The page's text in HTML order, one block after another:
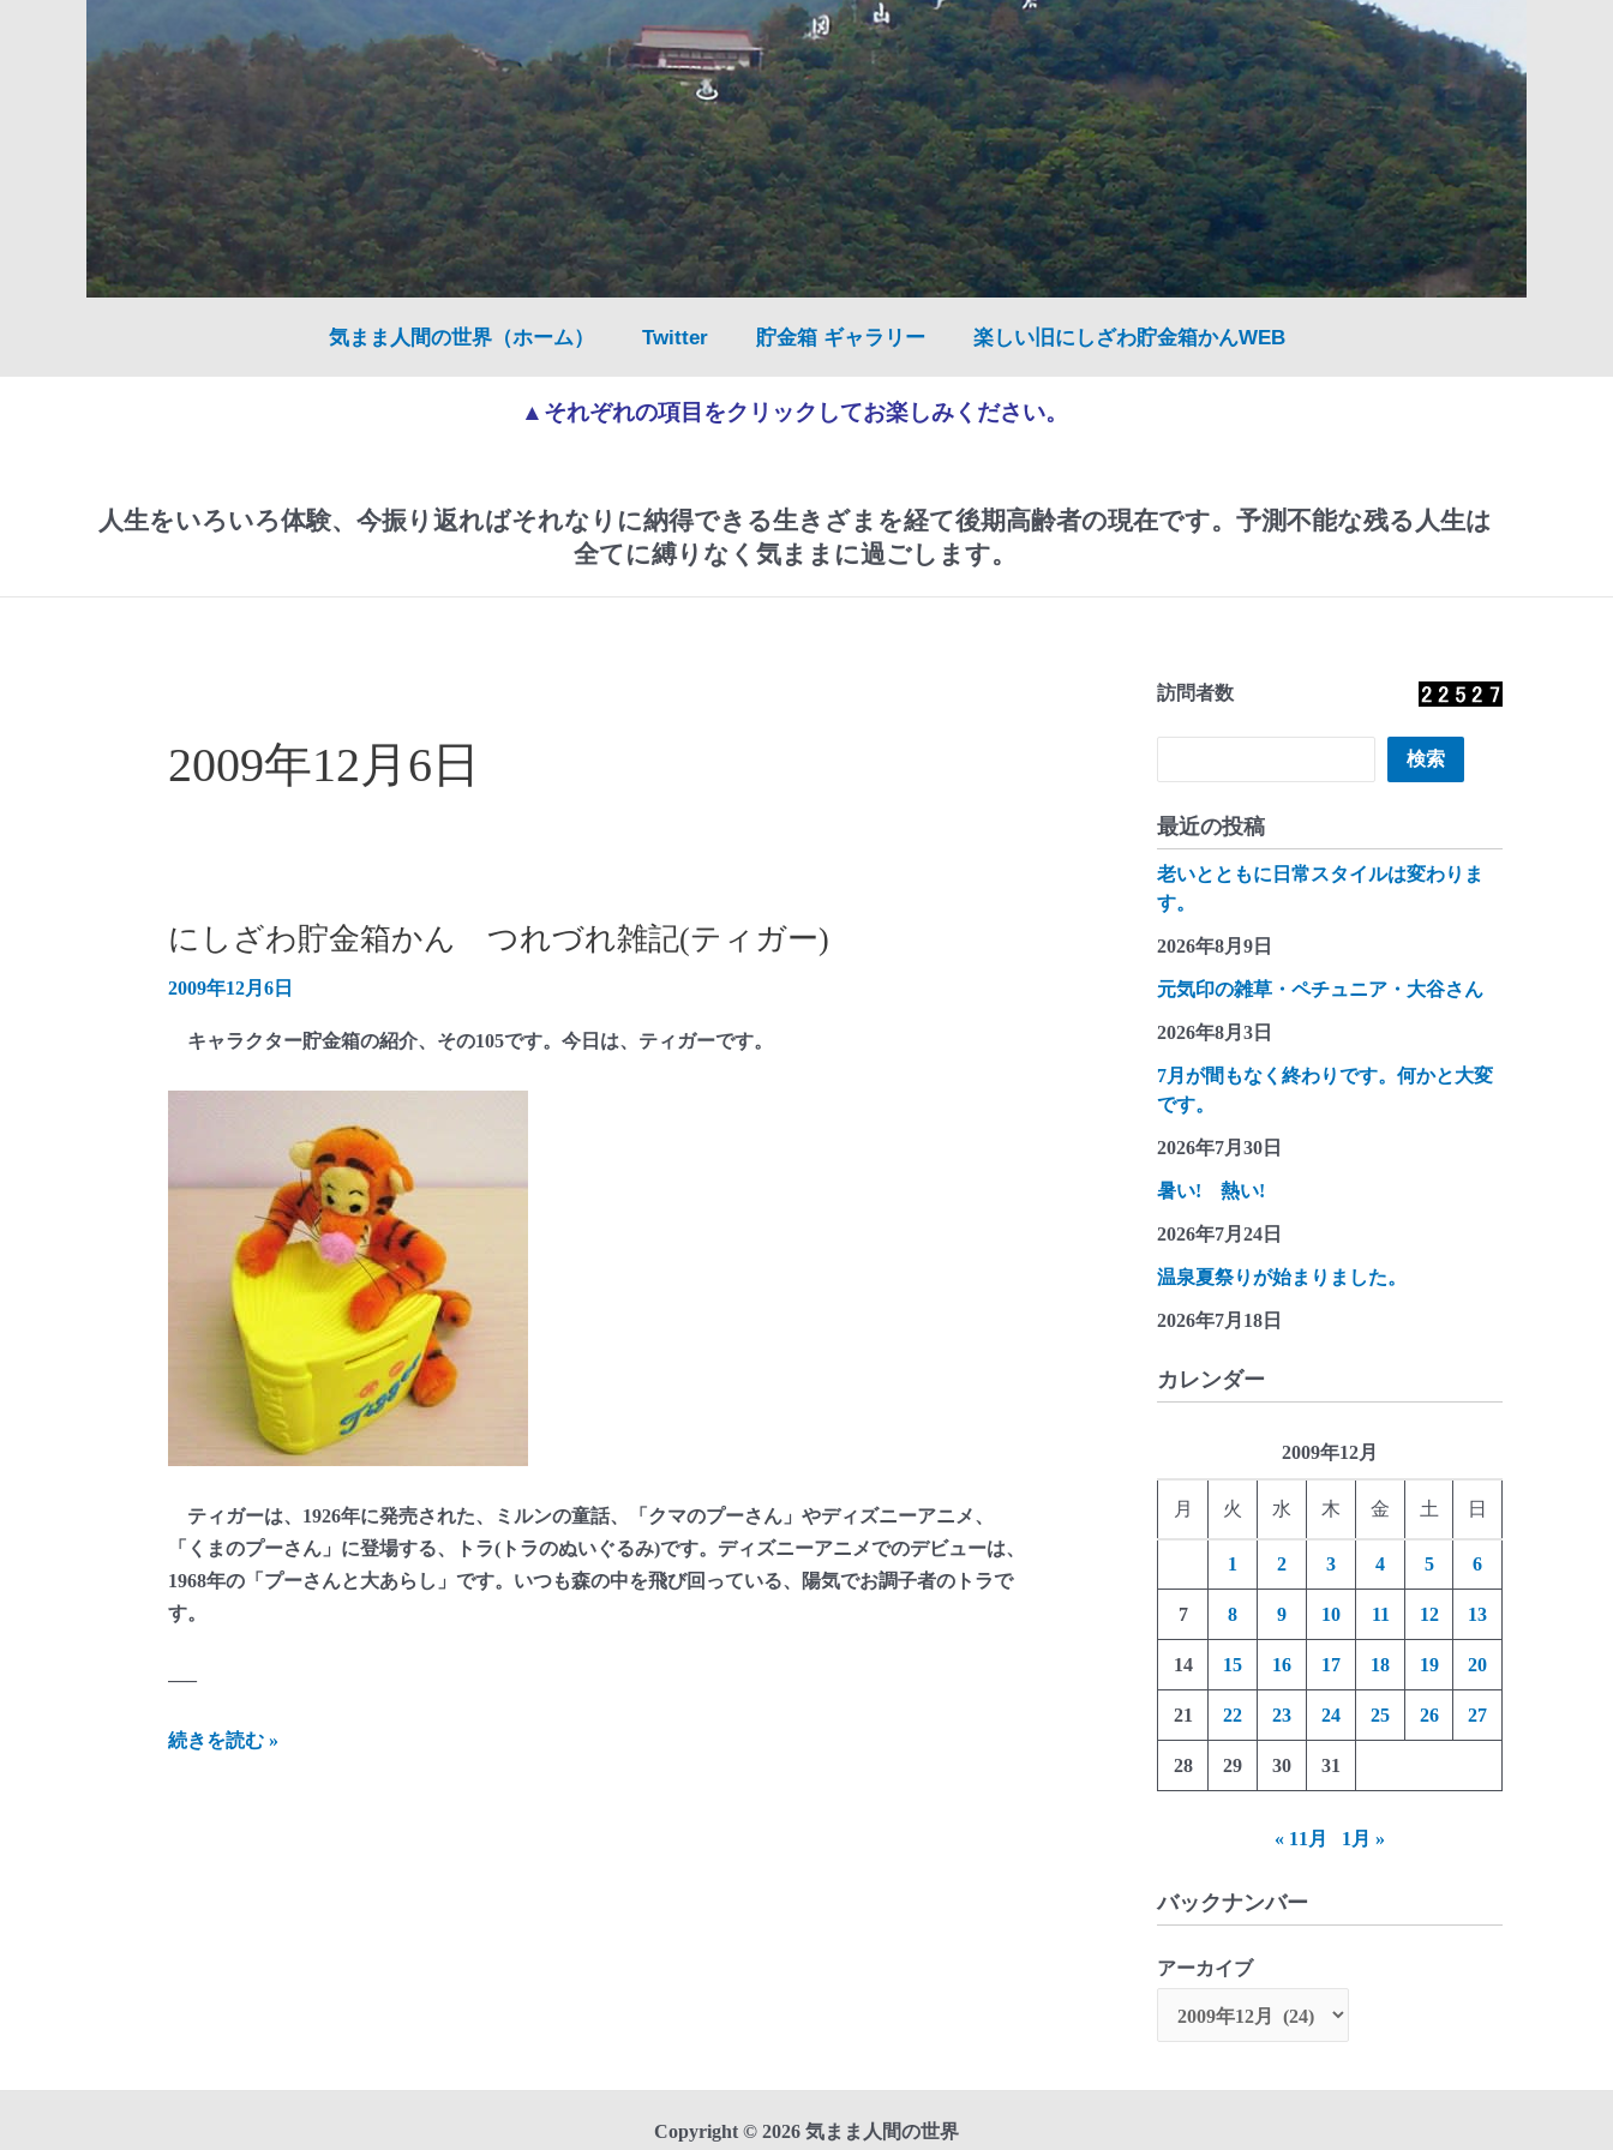
気まま人間の世界（ホーム） Twitter 貯金箱 ギャラリー 楽しい旧にしざわ貯金箱かんWEB
▲それぞれの項目をクリックしてお楽しみください。
人生をいろいろ体験、今振り返ればそれなりに納得できる生きざまを経て後期高齢者の現在です。予測不能な残る人生は
全てに縛りなく気ままに過ごします。
2009年12月6日
にしざわ貯金箱かん つれづれ雑記(ティガー)
2009年12月6日
キャラクター貯金箱の紹介、その105です。今日は、ティガーです。
ティガーは、1926年に発売された、ミルンの童話、「クマのプーさん」やディズニーアニメ、
「くまのプーさん」に登場する、トラ(トラのぬいぐるみ)です。ディズニーアニメでのデビューは、
1968年の「プーさんと大あらし」です。いつも森の中を飛び回っている、陽気でお調子者のトラで
す。
—–
に
づ
続きを読む »
訪問者数
検索
最近の投稿
老いとともに日常スタイルは変わりま
す。
2026年8月9日
元気印の雑草・ペチュニア・大谷さん
2026年8月3日
7月が間もなく終わりです。何かと大変
です。
2026年7月30日
暑い! 熱い!
2026年7月24日
温泉夏祭りが始まりました。
2026年7月18日
カレンダー
2009年12月
月 火 水 木 金 土 日
1 2 3 4 5 6
7 8 9 10 11 12 13
14 15 16 17 18 19 20
21 22 23 24 25 26 27
28 29 30 31
« 11月 1月 »
バックナンバー
アーカイブ
Copyright © 2026 気まま人間の世界